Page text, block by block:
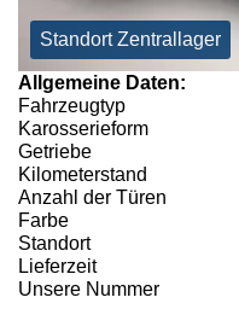
Standort Zentrallager
Allgemeine Daten:
Fahrzeugtyp
Karosserieform
Getriebe
Kilometerstand
Anzahl der Türen
Farbe
Standort
Lieferzeit
Unsere Nummer